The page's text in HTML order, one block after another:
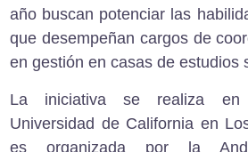
año buscan potenciar las
que desempeñan cargos de
en gestión en casas de estudios
La iniciativa se realiza
Universidad de California en
es organizada por la